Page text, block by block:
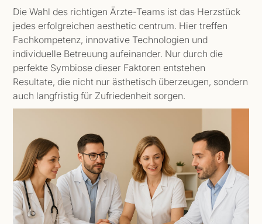
Die Wahl des richtigen Ärzte-Teams ist das Herzstück
jedes erfolgreichen aesthetic centrum. Hier treffen
Fachkompetenz, innovative Technologien und
individuelle Betreuung aufeinander. Nur durch die
perfekte Symbiose dieser Faktoren entstehen
Resultate, die nicht nur ästhetisch überzeugen, sondern
auch langfristig für Zufriedenheit sorgen.